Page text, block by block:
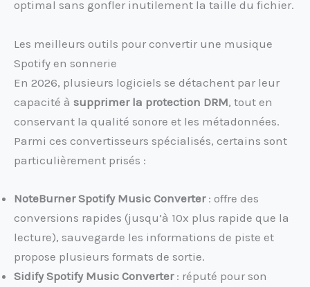
optimal sans gonfler inutilement la taille du fichier.
Les meilleurs outils pour convertir une musique
Spotify en sonnerie
En 2026, plusieurs logiciels se détachent par leur
capacité à supprimer la protection DRM, tout en
conservant la qualité sonore et les métadonnées.
Parmi ces convertisseurs spécialisés, certains sont
particulièrement prisés :
NoteBurner Spotify Music Converter: offre des
conversions rapides (jusqu’à 10x plus rapide que la
lecture), sauvegarde les informations de piste et
propose plusieurs formats de sortie.
Sidify Spotify Music Converter: réputé pour son